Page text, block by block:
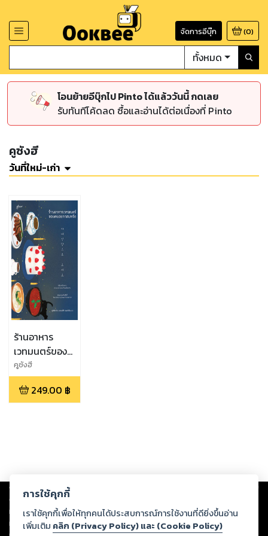
จัดการอีบุ๊ก (0)
ทั้งหมด
โอนย้ายอีบุ๊กไป Pinto ได้แล้ววันนี้ กดเลย
รับทันทีโค้ดลด ซื้อและอ่านได้ต่อเนื่องที่ Pinto
คูซังฮี
วันที่ใหม่-เก่า
ร้านอาหาร
เวทมนตร์ของ
คนอยากสมหวัง
คูซังฮี
249.00 ฿
Copyright © 2026
ต่อผลงานหรือเนื้อหาใดที่อัปโหลดผ่านเว็บไซต์และปรากฏว่าละเมิดสิทธิใน
ทรัพย์สินทางปัญญาของบุคคลอื่นหรือขัดต่อกฎหมายและศีลธรรม ดังนั้น ผู้อ่าน
ทุกท่านโปรดใช้วิจารณญาณในการกลั่นกรองด้วยตนเอง และหากท่านพบว่าส่วน
การใช้คุกกี้
เราใช้คุกกี้เพื่อให้ทุกคนได้ประสบการณ์การใช้งานที่ดียิ่งขึ้นอ่าน
เพิ่มเติม คลิก (Privacy Policy) และ (Cookie Policy)